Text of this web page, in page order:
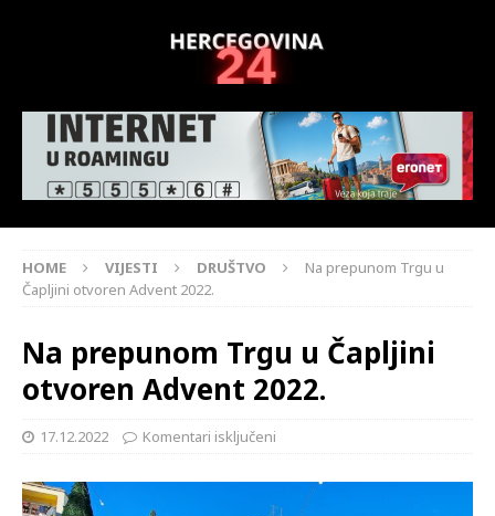
HOME VIJESTI DRUŠTVO
Na prepunom Trgu u
Čapljini otvoren Advent 2022.
Na prepunom Trgu u Čapljini
otvoren Advent 2022.
17.12.2022 Komentari isključeni